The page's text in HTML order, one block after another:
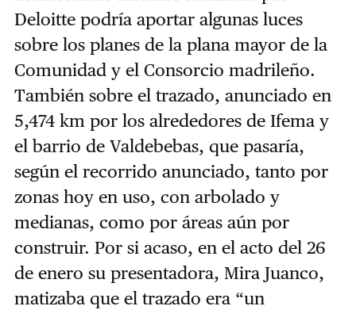
Deloitte podría aportar algunas luces
sobre los planes de la plana mayor de la
Comunidad y el Consorcio madrileño.
También sobre el trazado, anunciado en
5,474 km por los alrededores de Ifema y
el barrio de Valdebebas, que pasaría,
según el recorrido anunciado, tanto por
zonas hoy en uso, con arbolado y
medianas, como por áreas aún por
construir. Por si acaso, en el acto del 26
de enero su presentadora, Mira Juanco,
matizaba que el trazado era “un